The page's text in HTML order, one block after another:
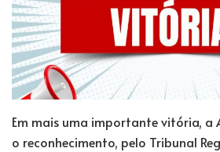
Em mais uma importante vitória, a
o reconhecimento, pelo Tribunal